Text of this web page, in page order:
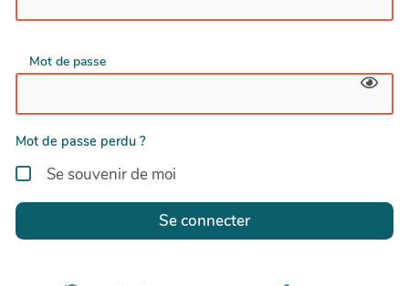
Mot de passe
Mot de passe perdu ?
Se souvenir de moi
Se connecter